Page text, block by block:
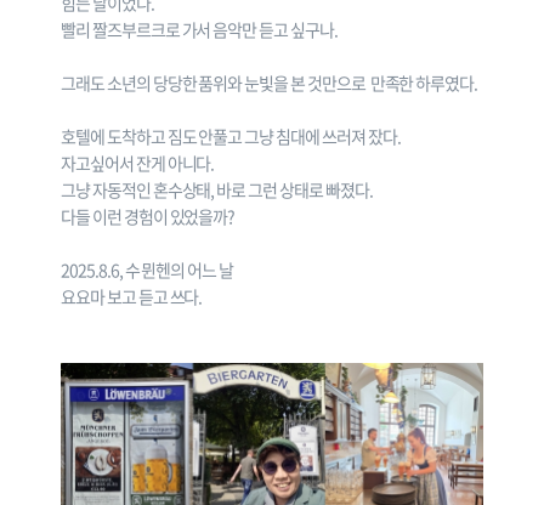
빨리 짤즈부르크로 가서 음악만 듣고 싶구나.
그래도 소년의 당당한 품위와 눈빛을 본 것만으로 만족한 하루였다.
호텔에 도착하고 짐도 안풀고 그냥 침대에 쓰러져 잤다.
자고싶어서 잔게 아니다.
그냥 자동적인 혼수상태, 바로 그런 상태로 빠졌다.
다들 이런 경험이 있었을까?
2025.8.6, 수 뮌헨의 어느 날
요요마 보고 듣고 쓰다.